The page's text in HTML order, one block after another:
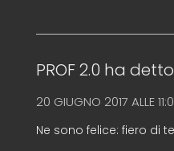
PROF 2.0 ha
20 GIUGNO 2017 ALLE
Ne sono felice: fiero di